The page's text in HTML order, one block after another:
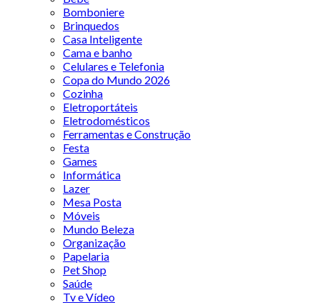
Bomboniere
Brinquedos
Casa Inteligente
Cama e banho
Celulares e Telefonia
Copa do Mundo 2026
Cozinha
Eletroportáteis
Eletrodomésticos
Ferramentas e Construção
Festa
Games
Informática
Lazer
Mesa Posta
Móveis
Mundo Beleza
Organização
Papelaria
Pet Shop
Saúde
Tv e Vídeo